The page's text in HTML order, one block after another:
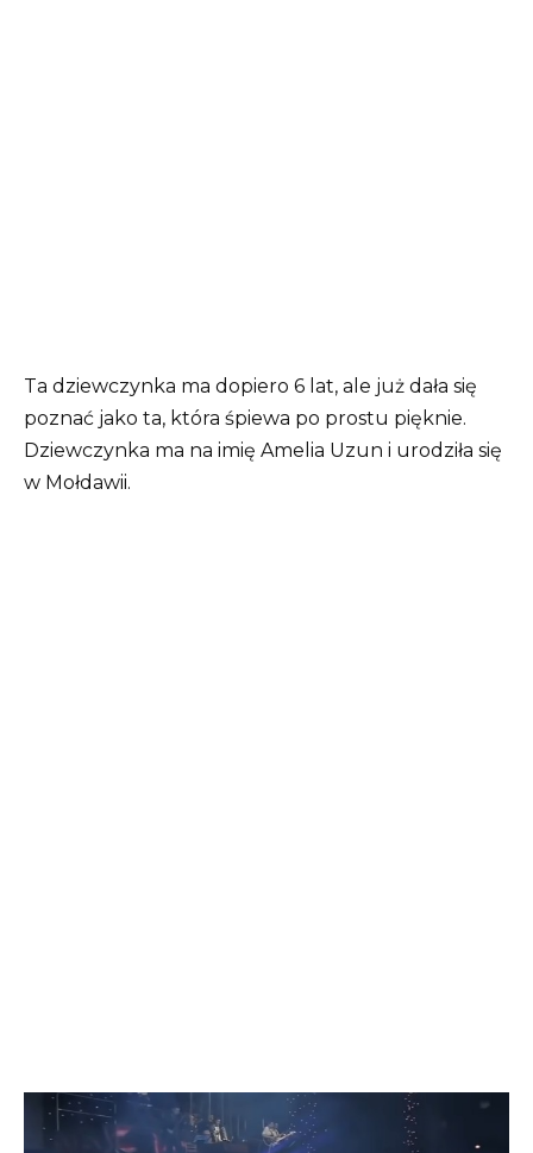
Ta dziewczynka ma dopiero 6 lat, ale już dała się
poznać jako ta, która śpiewa po prostu pięknie.
Dziewczynka ma na imię Amelia Uzun i urodziła się
w Mołdawii.